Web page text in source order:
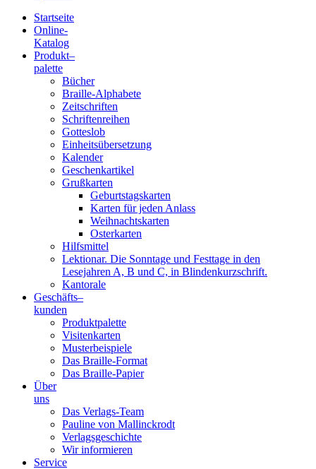
Blindenschrift-
Verlag
Druckerei
gGmbH
Startseite
Online-
Katalog
Produkt–
palette
Bücher
Braille-Alphabete
Zeitschriften
Schriftenreihen
Gotteslob
Einheitsübersetzung
Kalender
Geschenkartikel
Grußkarten
Geburtstagskarten
Karten für jeden Anlass
Weihnachtskarten
Osterkarten
Hilfsmittel
Lektionar. Die Sonntage und Festtage in den
Lesejahren A, B und C, in Blindenkurzschrift.
Kantorale
Geschäfts­–
kunden
Produktpalette
Visitenkarten
Musterbeispiele
Das Braille-Format
Das Braille-Papier
Über
uns
Das Verlags-Team
Pauline von Mallinckrodt
Verlagsgeschichte
Wir informieren
Service